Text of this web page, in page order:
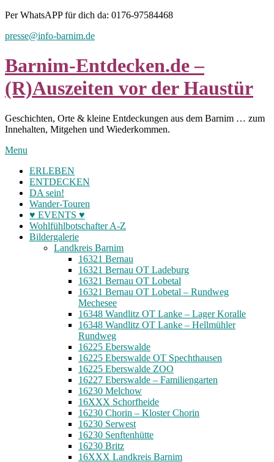
Skip
content
Per WhatsAPP für dich da: 0176-97584468
presse@info-barnim.de
Barnim-Entdecken.de –
(R)Auszeiten vor der Haustür
Geschichten, Orte & kleine Entdeckungen aus dem Barnim … zum
Innehalten, Mitgehen und Wiederkommen.
Menu
ERLEBEN
ENTDECKEN
DA sein!
Wander-Touren
♥ EVENTS ♥
Wohlfühlbotschafter A-Z
Bildergalerie
Landkreis Barnim
16321 Bernau
16321 Bernau OT Ladeburg
16321 Bernau OT Lobetal
16321 Bernau OT Lobetal – Rundweg
Mechesee
16348 Wandlitz OT Lanke – Lager Koralle
16348 Wandlitz OT Lanke – Hellmühler
Rundweg
16225 Eberswalde
16225 Eberswalde OT Spechthausen
16225 Eberswalde ZOO
16227 Eberswalde – Familiengarten
16230 Melchow
16XXX Schorfheide
16230 Chorin – Kloster Chorin
16230 Serwest
16230 Senftenhütte
16230 Britz
16XXX Landkreis Barnim